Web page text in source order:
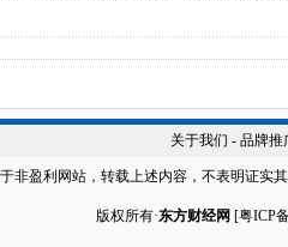
关于我们 - 品牌推
非盈利网站，转载上述内容，不表明证实
版权所有·东方财经网 [粤ICP